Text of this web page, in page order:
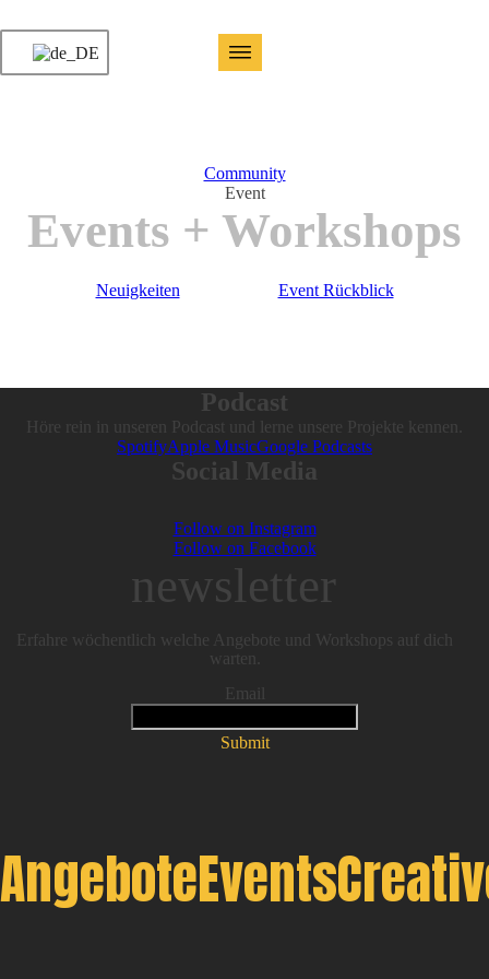
Community
Event
Events + Workshops
Neuigkeiten Event Rückblick
Podcast
Höre rein in unseren Podcast und lerne unsere Projekte kennen.
SpotifyApple MusicGoogle Podcasts
Social Media
Follow on Instagram
Follow on Facebook
newsletter
Erfahre wöchentlich welche Angebote und Workshops auf dich
warten.
Email
Submit
AngeboteEvents